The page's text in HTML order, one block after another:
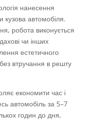
нанесення
кузова автомобіля.
робота виконується
чи інших
естетичного
без втручання в решту
економити час і
автомобіль за 5–7
годин до дня,